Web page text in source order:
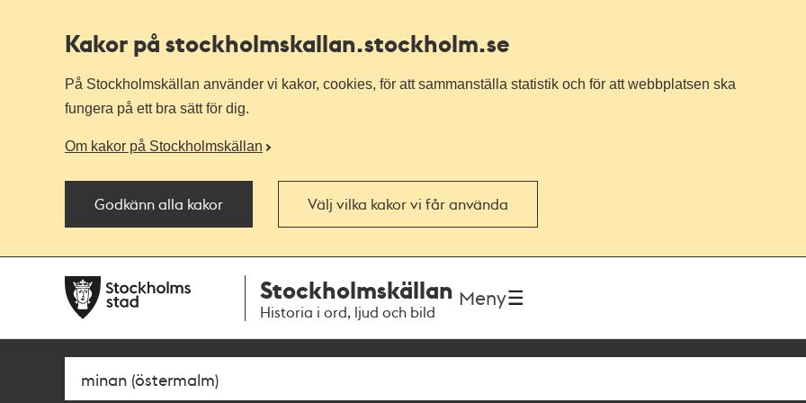
Kakor på stockholmskallan.stockholm.se
På Stockholmskällan använder vi kakor, cookies, för att sammanställa statistik och för att webbplatsen ska
fungera på ett bra sätt för dig.
Om kakor på Stockholmskällan
Godkänn alla kakor Välj vilka kakor vi får använda
navigationen
huvudinnehållet
Stockholmskällan
Historia i ord, ljud och bild
Meny
Sök